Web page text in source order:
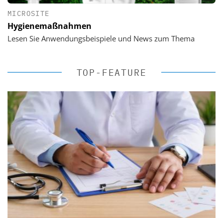
MICROSITE
Hygienemaßnahmen
Lesen Sie Anwendungsbeispiele und News zum Thema
TOP-FEATURE